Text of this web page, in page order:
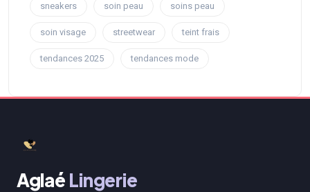
sneakers soin peau soins peau
soin visage streetwear teint frais
tendances 2025 tendances mode
Aglaé Lingerie